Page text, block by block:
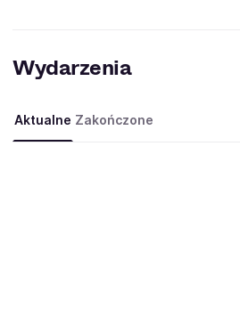
Wydarzenia
Aktualne Zakończone